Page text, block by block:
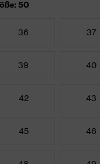
50
36 37
39 40
42 43
45 46